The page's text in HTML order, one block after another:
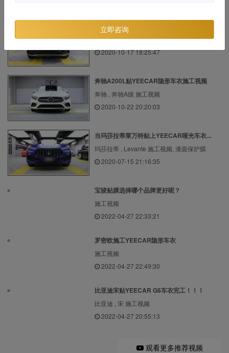
奔驰GLC260L贴YEECAR隔热膜施工视频
奔驰 , 奔驰GLC 施工视频
2020-10-17 18:25:47
奔驰A200L贴YEECAR隐形车衣施工视频
奔驰 , 奔驰A级 施工视频
2020-10-22 20:20:03
当玛莎拉蒂莱万特贴上YEECAR哑光车衣...
玛莎拉蒂 , Levante 施工视频, 漆面保护膜
2020-07-15 21:16:35
宝骏贴膜选择哪个品牌更好呢？
施工视频
2022-04-27 22:33:21
罗密欧施工YEECAR隐形车衣
施工视频
2022-04-27 22:49:30
比亚迪宋贴YEECAR G6车衣完工！！！
比亚迪 , 宋 施工视频
2022-04-27 20:55:13
观看更多推荐视频
立即咨询